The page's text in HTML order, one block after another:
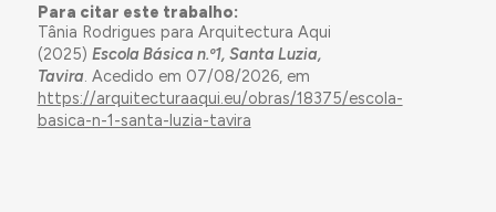
Para citar este trabalho:
Tânia Rodrigues para Arquitectura Aqui
(2025) Escola Básica n.º1, Santa Luzia,
Tavira. Acedido em 07/08/2026, em
https://arquitecturaaqui.eu/obras/18375/escola-
basica-n-1-santa-luzia-tavira